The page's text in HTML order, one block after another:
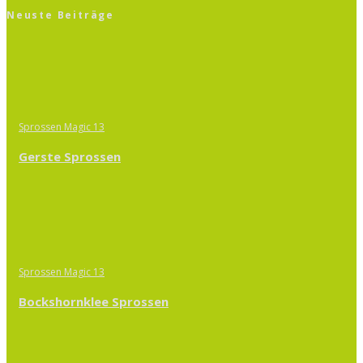
Neuste Beiträge
Sprossen Magic 13
Gerste Sprossen
Sprossen Magic 13
Bockshornklee Sprossen